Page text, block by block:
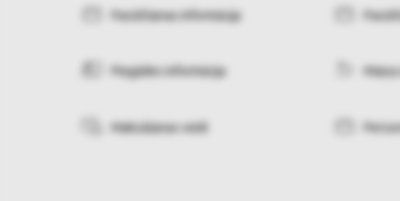
Pasūtīšanas informācija
Piegādes informācija
Maksāšanas veidi